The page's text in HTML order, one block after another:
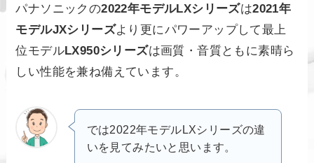
パナソニックの2022年モデルLXシリーズは2021年
モデルJXシリーズより更にパワーアップして最上
位モデルLX950シリーズは画質・音質ともに素晴ら
しい性能を兼ね備えています。
では2022年モデルLXシリーズの違
いを見てみたいと思います。